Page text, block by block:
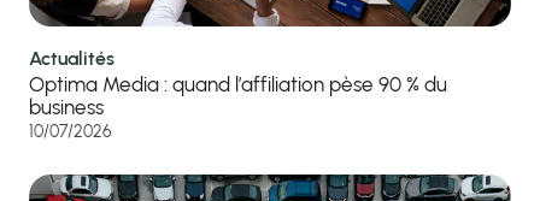
Actualités
Optima Media : quand l’affiliation pèse 90 % du
business
10/07/2026